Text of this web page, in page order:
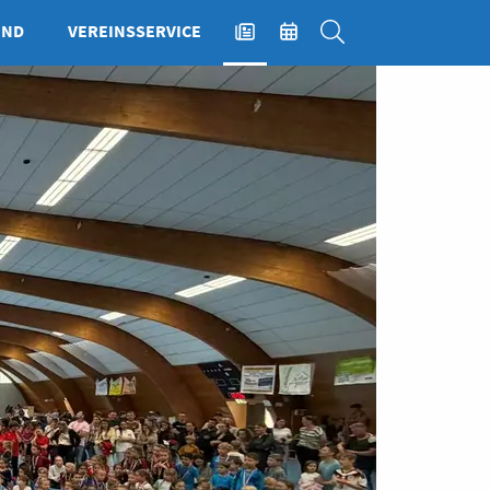
VEREINSSERVICE NEWSEVENTSSUCHE